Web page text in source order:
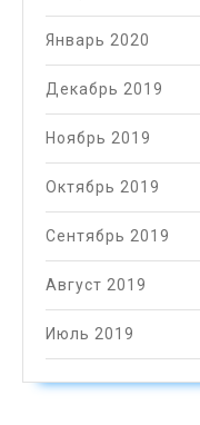
Январь 2020
Декабрь 2019
Ноябрь 2019
Октябрь 2019
Сентябрь 2019
Август 2019
Июль 2019